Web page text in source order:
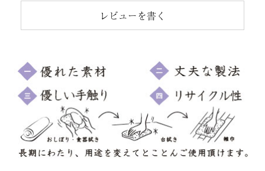
レビューを書く